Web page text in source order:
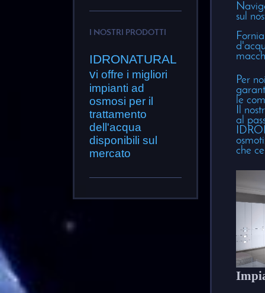
I NOSTRI PRODOTTI
IDRONATURAL
vi offre i migliori
impianti ad
osmosi per il
trattamento
dell'acqua
disponibili sul
mercato
sul
Per
le
Il
al
che